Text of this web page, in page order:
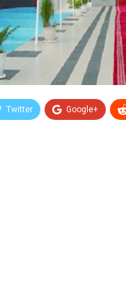
Twitter Google+